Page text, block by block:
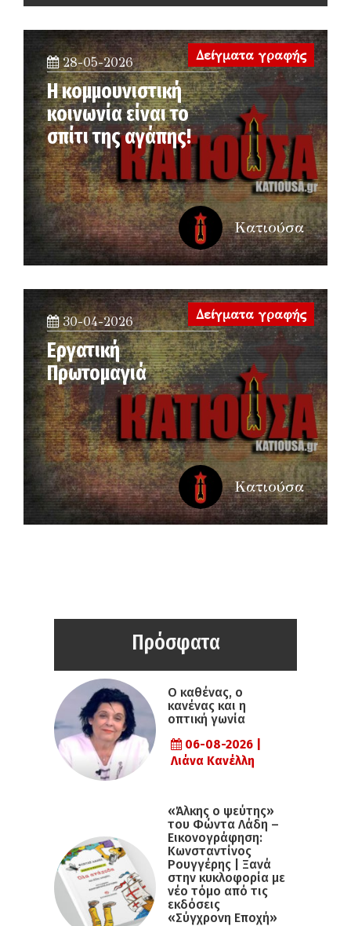
28-05-2026
Η κομμουνιστική
κοινωνία είναι το
σπίτι της αγάπης!
Δείγματα γραφής
Κατιούσα
30-04-2026
Εργατική
Πρωτομαγιά
Δείγματα γραφής
Κατιούσα
Πρόσφατα
Ο καθένας, ο
κανένας και η
οπτική γωνία
06-08-2026 |
Λιάνα Κανέλλη
«Άλκης ο ψεύτης»
του Φώντα Λάδη –
Εικονογράφηση:
Κωνσταντίνος
Ρουγγέρης | Ξανά
στην κυκλοφορία με
νέο τόμο από τις
εκδόσεις
«Σύγχρονη Εποχή»